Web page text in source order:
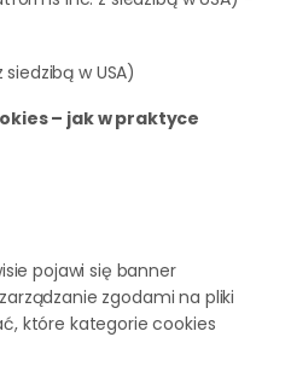
w USA)
– jak w praktyce
pojawi się banner
zgodami na pliki
które kategorie cookies